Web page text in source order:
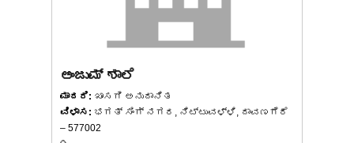
ಅಂಜುಮ್ ಶಾಲೆ
ಮಾದರಿ: ಖಾಸಗಿ ಅನುದಾನಿತ
ವಿಳಾಸ: ಭಗತ್ ಸಿಂಗ್ ನಗರ, ನಿಟ್ಟುವಳ್ಳಿ, ದಾವಣಗೆರೆ
– 577002